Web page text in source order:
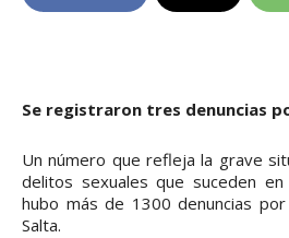
Se registraron tres denuncias
Un número que refleja la grave
delitos sexuales que suceden
hubo más de 1300 denuncias
Salta.